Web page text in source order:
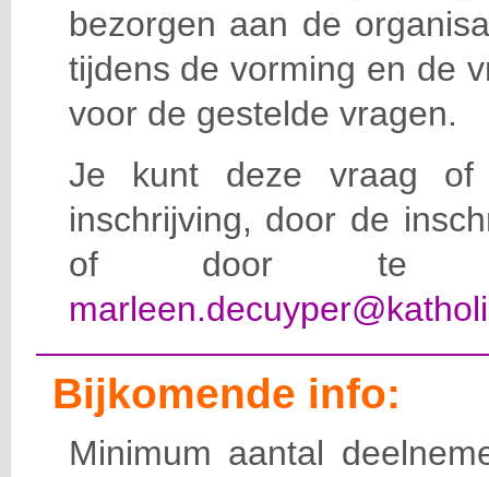
bezorgen aan de
tijdens de vorming en de
voor de gestelde vragen.
Je kunt deze vraag of
inschrijving, door de
of door te e-
Bijkomende info:
Minimum aantal